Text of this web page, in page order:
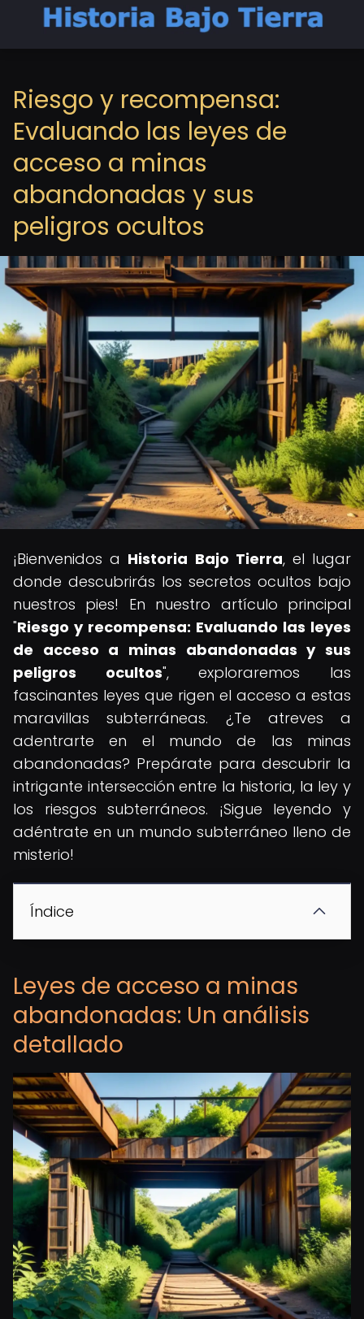
Riesgo y recompensa:
Evaluando las leyes de
acceso a minas
abandonadas y sus
peligros ocultos
¡Bienvenidos a Historia Bajo Tierra, el lugar
donde descubrirás los secretos ocultos bajo
nuestros pies! En nuestro artículo principal
"Riesgo y recompensa: Evaluando las leyes
de acceso a minas abandonadas y sus
peligros ocultos", exploraremos las
fascinantes leyes que rigen el acceso a estas
maravillas subterráneas. ¿Te atreves a
adentrarte en el mundo de las minas
abandonadas? Prepárate para descubrir la
intrigante intersección entre la historia, la ley y
los riesgos subterráneos. ¡Sigue leyendo y
adéntrate en un mundo subterráneo lleno de
misterio!
Índice
Leyes de acceso a minas
abandonadas: Un análisis
detallado